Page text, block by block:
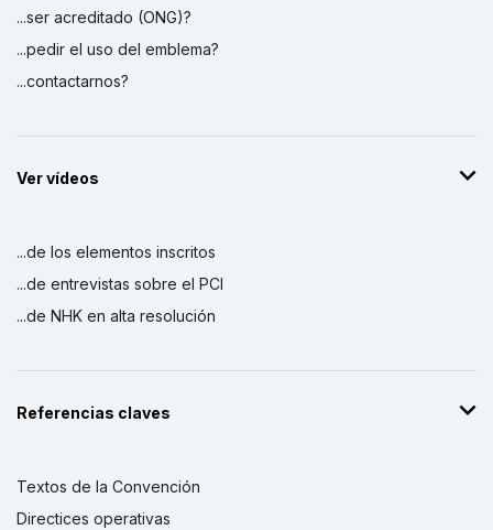
...ser acreditado (ONG)?
...pedir el uso del emblema?
...contactarnos?
Ver vídeos
...de los elementos inscritos
...de entrevistas sobre el PCI
...de NHK en alta resolución
Referencias claves
Textos de la Convención
Directices operativas